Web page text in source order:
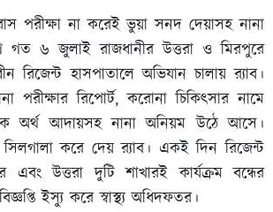
পরীক্ষা না করেই ভুয়া সনদ দেয়াসহ নানা
গত ৬ জুলাই রাজধানীর উত্তরা ও মিরপুরে
রিজেন্ট হাসপাতালে অভিযান চালায় র‌্যাব।
পরীক্ষার রিপোর্ট, করোনা চিকিৎসার নামে
অর্থ আদায়সহ নানা অনিয়ম উঠে আসে।
সিলগালা করে দেয় র‌্যাব। একই দিন রিজেন্ট
এবং উত্তরা দুটি শাখারই কার্যক্রম বন্ধের
ইস্যু করে স্বাস্থ্য অধিদফতর।